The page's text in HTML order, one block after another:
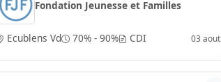
Fondation Jeunesse et Familles
Ecublens Vd 70% - 90% CDI 03 aout